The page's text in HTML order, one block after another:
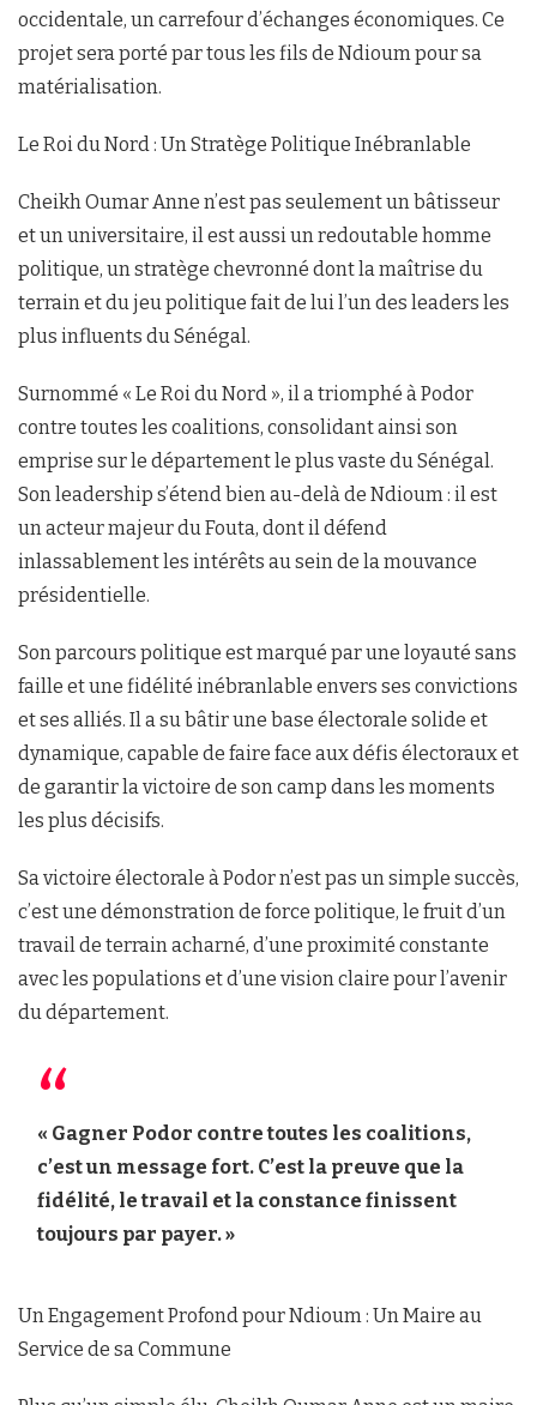
occidentale, un carrefour d’échanges économiques. Ce
projet sera porté par tous les fils de Ndioum pour sa
matérialisation.
Le Roi du Nord : Un Stratège Politique Inébranlable
Cheikh Oumar Anne n’est pas seulement un bâtisseur
et un universitaire, il est aussi un redoutable homme
politique, un stratège chevronné dont la maîtrise du
terrain et du jeu politique fait de lui l’un des leaders les
plus influents du Sénégal.
Surnommé « Le Roi du Nord », il a triomphé à Podor
contre toutes les coalitions, consolidant ainsi son
emprise sur le département le plus vaste du Sénégal.
Son leadership s’étend bien au-delà de Ndioum : il est
un acteur majeur du Fouta, dont il défend
inlassablement les intérêts au sein de la mouvance
présidentielle.
Son parcours politique est marqué par une loyauté sans
faille et une fidélité inébranlable envers ses convictions
et ses alliés. Il a su bâtir une base électorale solide et
dynamique, capable de faire face aux défis électoraux et
de garantir la victoire de son camp dans les moments
les plus décisifs.
Sa victoire électorale à Podor n’est pas un simple succès,
c’est une démonstration de force politique, le fruit d’un
travail de terrain acharné, d’une proximité constante
avec les populations et d’une vision claire pour l’avenir
du département.
« Gagner Podor contre toutes les coalitions,
c’est un message fort. C’est la preuve que la
fidélité, le travail et la constance finissent
toujours par payer. »
Un Engagement Profond pour Ndioum : Un Maire au
Service de sa Commune